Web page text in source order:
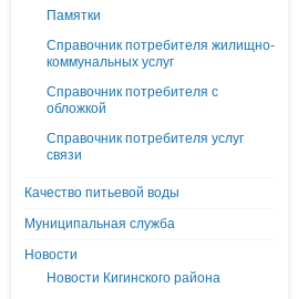
Памятки
Справочник потребителя жилищно-
коммунальных услуг
Справочник потребителя с
обложкой
Справочник потребителя услуг
связи
Качество питьевой воды
Муниципальная служба
Новости
Новости Кигинского района